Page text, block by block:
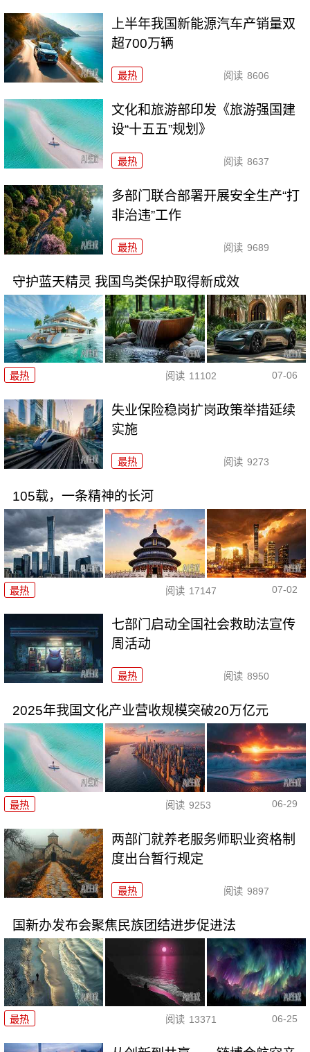
上半年我国新能源汽车产销量双
超700万辆
最热 阅读 8606
文化和旅游部印发《旅游强国建
设“十五五”规划》
最热 阅读 8637
多部门联合部署开展安全生产“打
非治违”工作
最热 阅读 9689
守护蓝天精灵 我国鸟类保护取得新成效
最热 阅读 11102 07-06
失业保险稳岗扩岗政策举措延续
实施
最热 阅读 9273
105载，一条精神的长河
最热 阅读 17147 07-02
七部门启动全国社会救助法宣传
周活动
最热 阅读 8950
2025年我国文化产业营收规模突破20万亿元
最热 阅读 9253 06-29
两部门就养老服务师职业资格制
度出台暂行规定
最热 阅读 9897
国新办发布会聚焦民族团结进步促进法
最热 阅读 13371 06-25